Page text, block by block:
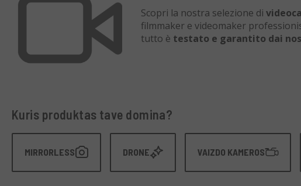
Scopri la nostra selezione di
filmmaker e videomaker
tutto è testato e garantito dai
Kuris produktas tave domina?
MIRRORLESS DRONE VAIZDO KAMEROS